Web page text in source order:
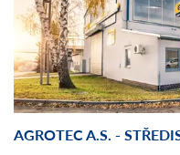
AGROTEC A.S. -